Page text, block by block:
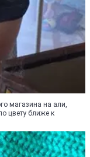
магазина на али,
цвету ближе к